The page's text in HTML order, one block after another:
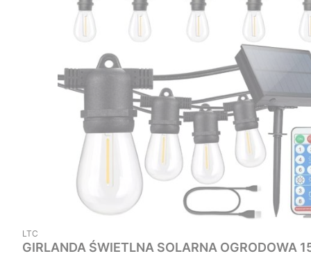
PRODUCENT
LTC
GIRLANDA ŚWIETLNA SOLARNA